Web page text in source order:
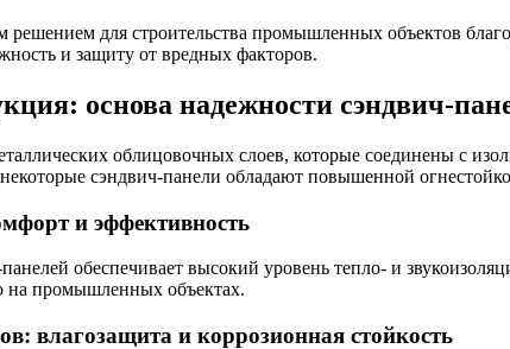
для строительства промышленных объектов
и защиту от вредных факторов.
основа надежности сэндвич-
облицовочных слоев, которые соединены с
сэндвич-панели обладают повышенной
и эффективность
обеспечивает высокий уровень тепло- и
на промышленных объектах.
влагозащита и коррозионная стойкость